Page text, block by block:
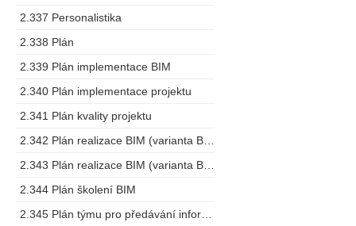
2.337 Personalistika
2.338 Plán
2.339 Plán implementace BIM
2.340 Plán implementace projektu
2.341 Plán kvality projektu
2.344 Plán školení BIM